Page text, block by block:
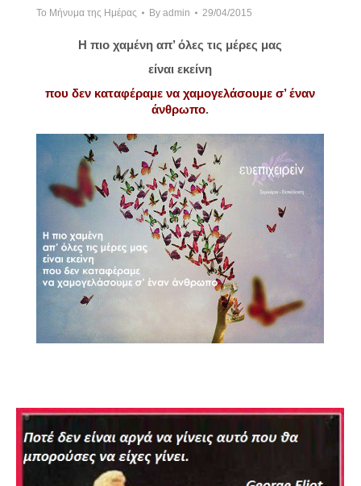
Το Μήνυμα της Ημέρας By admin 29/04/2015
Η πιο χαμένη απ’ όλες τις μέρες μας
είναι εκείνη
που δεν καταφέραμε να χαμογελάσουμε σ’ έναν
άνθρωπο.